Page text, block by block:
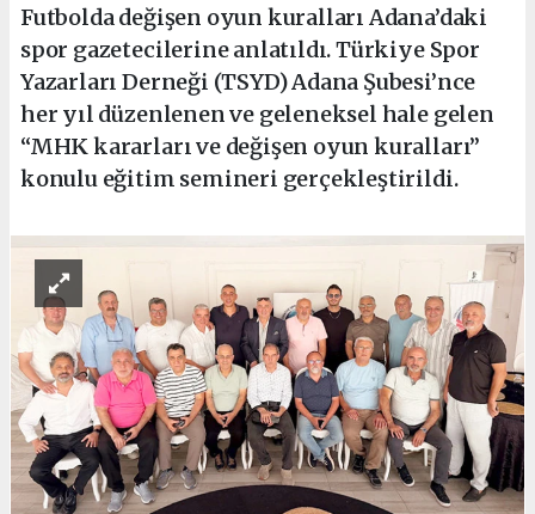
Futbolda değişen oyun kuralları Adana’daki
spor gazetecilerine anlatıldı. Türkiye Spor
Yazarları Derneği (TSYD) Adana Şubesi’nce
her yıl düzenlenen ve geleneksel hale gelen
“MHK kararları ve değişen oyun kuralları”
konulu eğitim semineri gerçekleştirildi.